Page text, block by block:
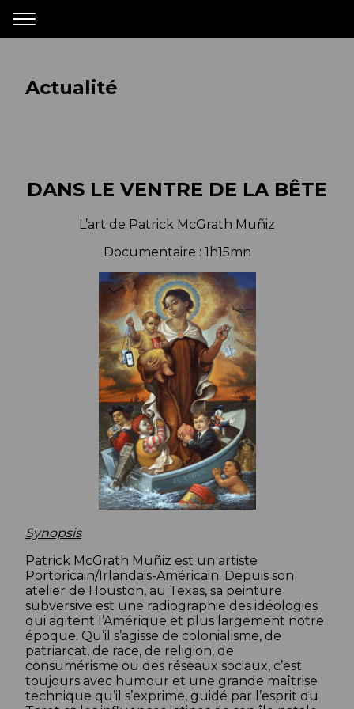
Actualité
DANS LE VENTRE DE LA BÊTE
L’art de Patrick McGrath Muñiz
Documentaire : 1h15mn
Synopsis
Patrick McGrath Muñiz est un artiste
Portoricain/Irlandais-Américain. Depuis son
atelier de Houston, au Texas, sa peinture
subversive est une radiographie des idéologies
qui agitent l’Amérique et plus largement notre
époque. Qu’il s’agisse de colonialisme, de
patriarcat, de race, de religion, de
consumérisme ou des réseaux sociaux, c’est
toujours avec humour et une grande maîtrise
technique qu’il s’exprime, guidé par l’esprit du